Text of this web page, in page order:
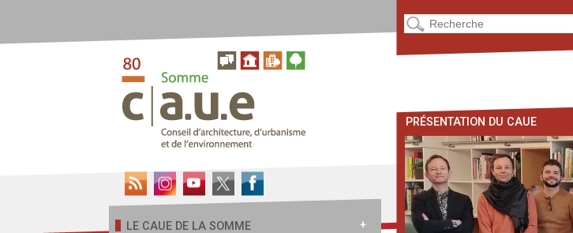
+
LE CAUE DE LA SOMME
PRÉSENTATION DU CAUE